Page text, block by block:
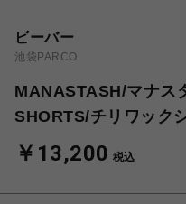
ビーバー
池袋PARCO
MANASTASH/マナス
SHORTS/チリワック
￥13,200 税込